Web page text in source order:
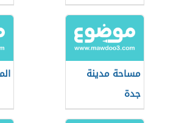
مساحة مدينة
جدة